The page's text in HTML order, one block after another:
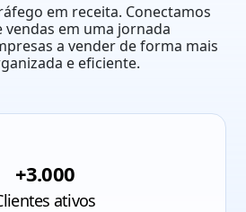
em receita. Conectamos
vendas em uma jornada
a vender de forma mais
e eficiente.
+3.000
ativos